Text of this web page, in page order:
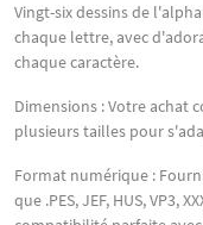
Vingt-six dessins de
chaque lettre, avec
chaque caractère.
Dimensions : Votre achat
plusieurs tailles pour
Format numérique :
que .PES, JEF, HUS, VP3,